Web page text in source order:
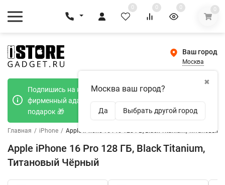
0 0 0 0
Ваш город
Москва
✖
Москва ваш город?
Да Выбрать другой город
Подпишись на наш телеграмм канал и получи
фирменный адаптер Type-C 20W при покупке в
подарок 🎁
Главная / iPhone / Apple iPhone 16 Pro 128 ГБ, Black Titanium, Титановый
Apple iPhone 16 Pro 128 ГБ, Black Titanium,
Титановый Чёрный